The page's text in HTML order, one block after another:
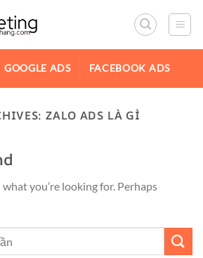
GOOGLE ADS FACEBOOK ADS
ZALO ADS LÀ GÌ
what you’re looking for. Perhaps